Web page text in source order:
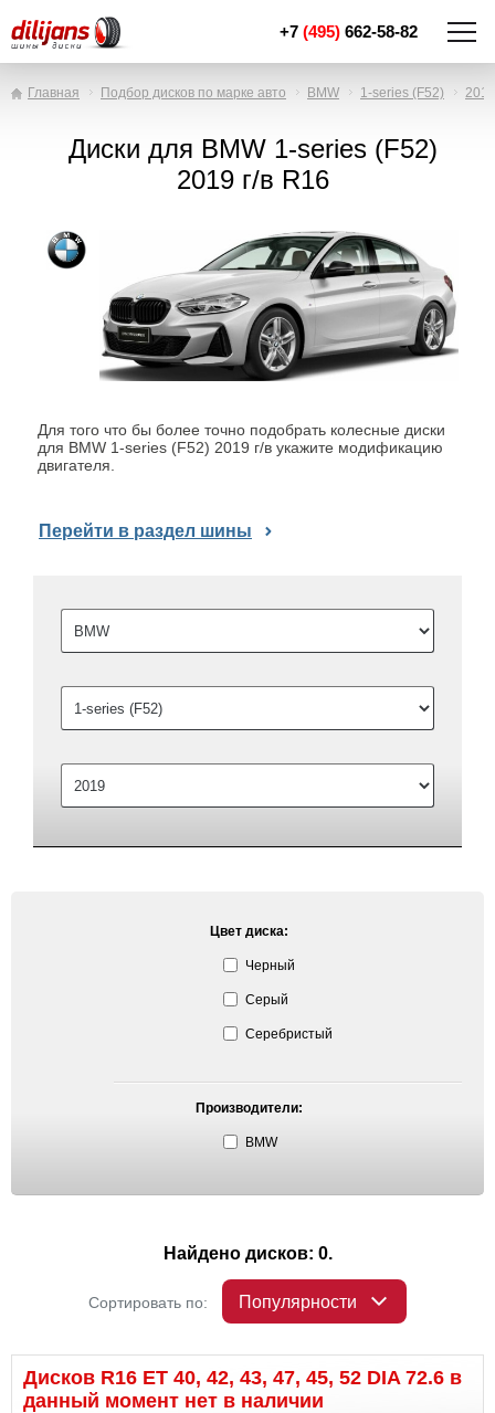
+7 (495) 662-58-82
Главная Подбор дисков по марке авто BMW 1-series (F52) 2019
Диски для BMW 1-series (F52)
2019 г/в R16
Для того что бы более точно подобрать колесные диски
для BMW 1-series (F52) 2019 г/в укажите модификацию
двигателя.
Перейти в раздел шины
Цвет диска:
Черный
Серый
Серебристый
Производители:
BMW
Найдено дисков: 0.
Сортировать по: Популярности
Дисков R16 ET 40, 42, 43, 47, 45, 52 DIA 72.6 в
данный момент нет в наличии